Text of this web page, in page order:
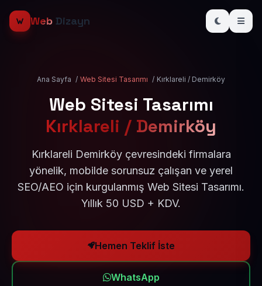
Web Dizayn
Ana Sayfa / Web Sitesi Tasarımı / Kırklareli / Demirköy
Web Sitesi Tasarımı
Kırklareli / Demirköy
Kırklareli Demirköy çevresindeki firmalara
yönelik, mobilde sorunsuz çalışan ve yerel
SEO/AEO için kurgulanmış Web Sitesi Tasarımı.
Yıllık 50 USD + KDV.
Hemen Teklif İste
WhatsApp